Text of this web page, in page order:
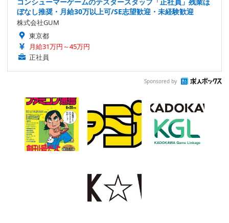
ぼなし推奨・月給30万以上可/SE志望歓迎・未経験歓迎
株式会社GUM
東京都
月給31万円～45万円
正社員
Sponsored by